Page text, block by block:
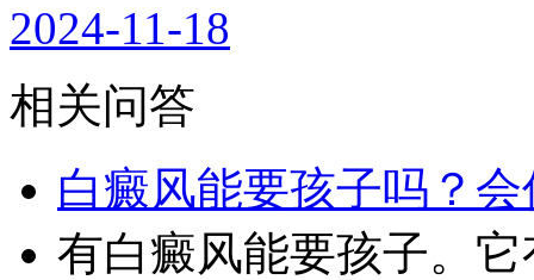
2024-11-18
相关问答
白癜风能要孩子吗？
有白癜风能要孩子。